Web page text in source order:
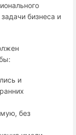
бизнеса и
и
без